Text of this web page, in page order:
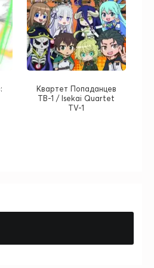
Квартет Попаданцев
ТВ-1 / Isekai Quartet
TV-1